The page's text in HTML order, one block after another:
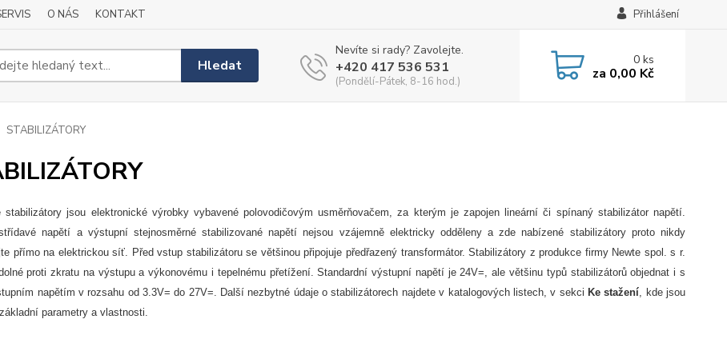
O NÁS KONTAKT Přihlášení
Hledat
Nevíte si rady? Zavolejte.
+420 417 536 531
(Pondělí-Pátek, 8-16 hod.)
0ks
za 0,00 Kč
STABILIZÁTORY
stabilizátory jsou elektronické výrobky vybavené polovodičovým usměrňovačem, za kterým je zapojen lineární či spínaný stabilizátor napětí.
napětí a výstupní stejnosměrné stabilizované napětí nejsou vzájemně elektricky odděleny a zde nabízené stabilizátory proto nikdy
přímo na elektrickou síť. Před vstup stabilizátoru se většinou připojuje předřazený transformátor. Stabilizátory z produkce firmy Newte spol. s r.
proti zkratu na výstupu avýkonovému i tepelnému přetížení. Standardní výstupní napětí je 24V=, ale většinu typů stabilizátorů objednat i s
napětím v rozsahu od 3.3V= do 27V=. Další nezbytné údaje o stabilizátorech najdete v katalogových listech, v sekci Ke stažení, kde jsou
parametry a vlastnosti.